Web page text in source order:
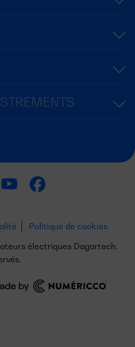
Politique de cookies
électriques Dagartech.